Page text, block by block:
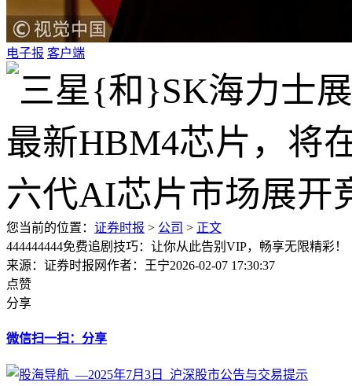
电子报 客户端
您当前的位置： 证券时报 > 公司 > 正文
444444444免费追剧技巧：让你从此告别VIP，畅享无限精彩！
来源：证券时报网作者：王宁2026-02-07 17:30:37
点赞
分享
微信扫一扫：分享